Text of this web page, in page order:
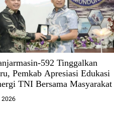
592 Tinggalkan
Pemkab Apresiasi Edukasi
TNI Bersama Masyarakat
2026